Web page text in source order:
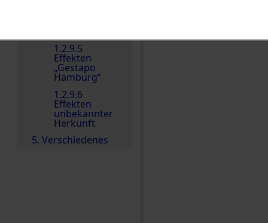
1.2.9.5
Effekten
„Gestapo
Hamburg“
1.2.9.6
Effekten
unbekannter
Herkunft
5. Verschiedenes